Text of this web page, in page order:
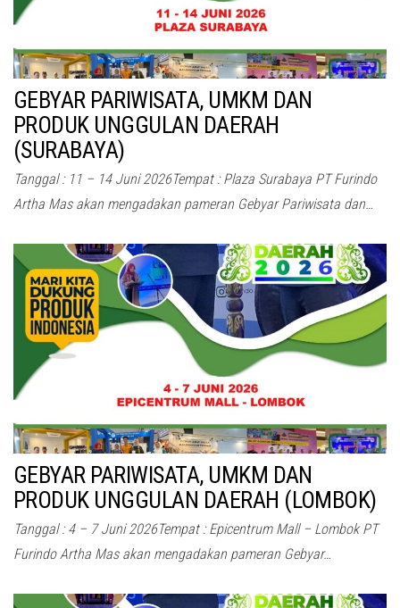
GEBYAR PARIWISATA, UMKM DAN
PRODUK UNGGULAN DAERAH
(SURABAYA)
Tanggal : 11 – 14 Juni 2026Tempat : Plaza Surabaya PT Furindo
Artha Mas akan mengadakan pameran Gebyar Pariwisata dan…
GEBYAR PARIWISATA, UMKM DAN
PRODUK UNGGULAN DAERAH (LOMBOK)
Tanggal : 4 – 7 Juni 2026Tempat : Epicentrum Mall – Lombok PT
Furindo Artha Mas akan mengadakan pameran Gebyar…